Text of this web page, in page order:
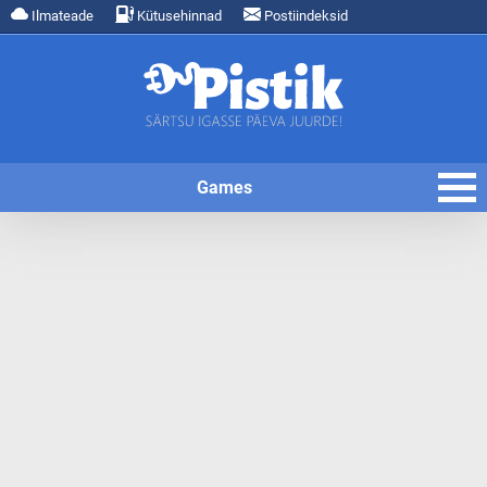
Ilmateade Kütusehinnad Postiindeksid
Games